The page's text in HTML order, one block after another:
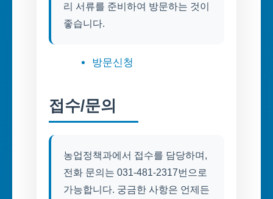
리 서류를 준비하여 방문하는 것이
좋습니다.
방문신청
접수/문의
농업정책과에서 접수를 담당하며,
전화 문의는 031-481-2317번으로
가능합니다. 궁금한 사항은 언제든